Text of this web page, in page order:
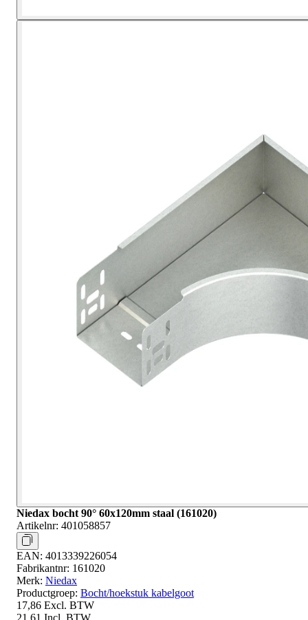
Niedax bocht 90° 60x120mm staal (161020)
Artikelnr: 401058857
EAN: 4013339226054
Fabrikantnr: 161020
Merk: Niedax
Productgroep: Bocht/hoekstuk kabelgoot
17,86 Excl. BTW
21,61 Incl. BTW